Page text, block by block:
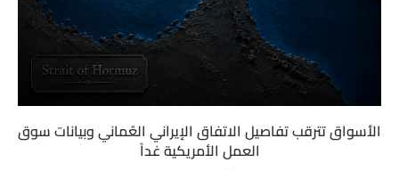
الأسواق تترقب تفاصيل الاتفاق الإيراني العُماني وبيانات سوق
العمل الأمريكية غداً